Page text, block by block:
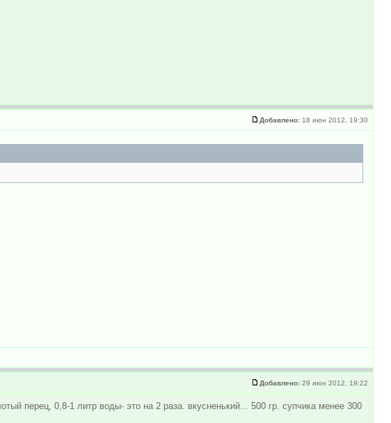
Добавлено: 18 июн 2012, 19:30
Добавлено: 29 июн 2012, 19:22
перец, 0,8-1 литр воды- это на 2 раза. вкусненький... 500 гр. супчика менее 300